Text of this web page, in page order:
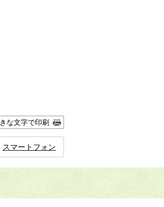
な文字で印刷
スマートフォン